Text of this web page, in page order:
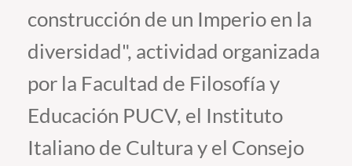
Estudiantes
Académicos
construcción de un Imperio en la
diversidad", actividad organizada
por la Facultad de Filosofía y
Educación PUCV, el Instituto
Italiano de Cultura y el Consejo